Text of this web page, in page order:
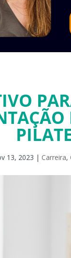
13, 2023 | Carreira,